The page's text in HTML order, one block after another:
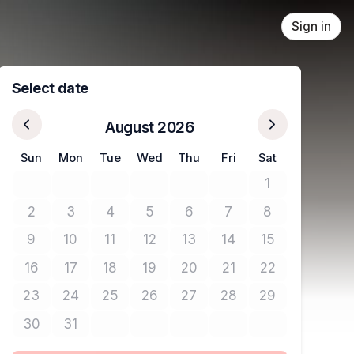
Sign in
Select date
August 2026
Sun Mon Tue Wed Thu Fri Sat
1No tickets
2No tickets available
3No tickets available
4No tickets available
5No tickets available
6No tickets available
7No tickets available
8No tickets
9No tickets available
10No tickets available
11No tickets available
12No tickets available
13No tickets available
14No tickets available
15No tickets
16No tickets available
17No tickets available
18No tickets available
19No tickets available
20No tickets available
21No tickets available
22No tickets
23No tickets available
24No tickets available
25No tickets available
26No tickets available
27No tickets available
28No tickets available
29No tickets
30No tickets available
31No tickets available